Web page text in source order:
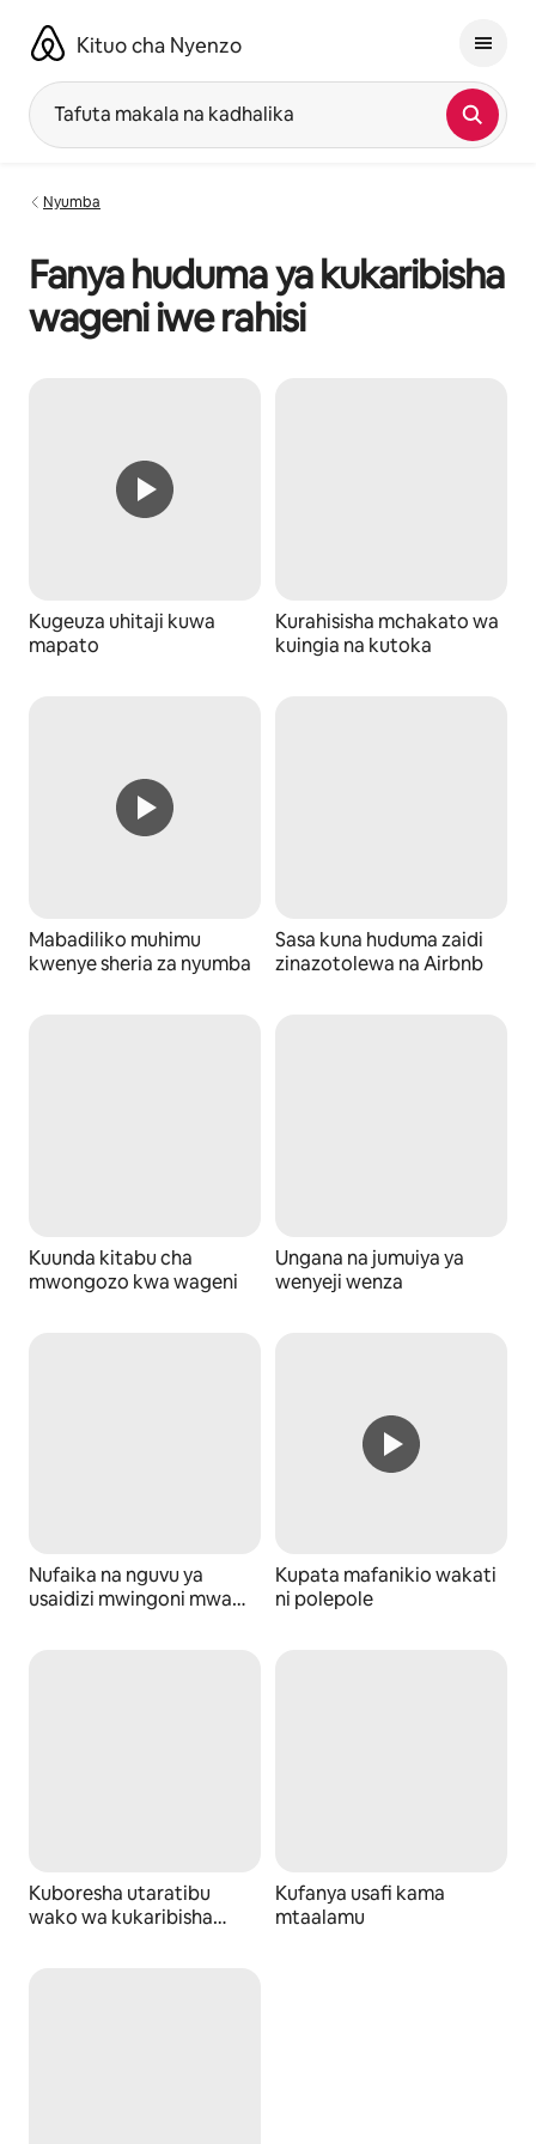
kwenda
kwenye
maudhui
Kituo cha Nyenzo
Tafuta makala na kadhalika
Nyumba
Fanya huduma ya kukaribisha
wageni iwe rahisi
Kugeuza uhitaji kuwa
mapato
Kurahisisha mchakato wa
kuingia na kutoka
Mabadiliko muhimu
kwenye sheria za nyumba
Sasa kuna huduma zaidi
zinazotolewa na Airbnb
Kuunda kitabu cha
mwongozo kwa wageni
Ungana na jumuiya ya
wenyeji wenza
Nufaika na nguvu ya
usaidizi mwingoni mwa
Kupata mafanikio wakati
ni polepole
Kuboresha utaratibu
wako wa kukaribisha
Kufanya usafi kama
mtaalamu